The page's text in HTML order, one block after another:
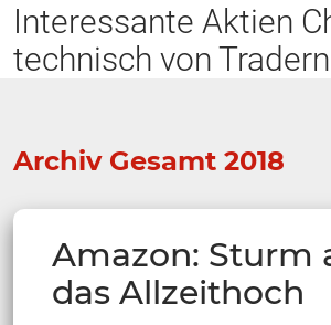
Interessante Aktien
technisch von
Archiv Gesamt 2018
Amazon: Sturm
das Allzeithoch